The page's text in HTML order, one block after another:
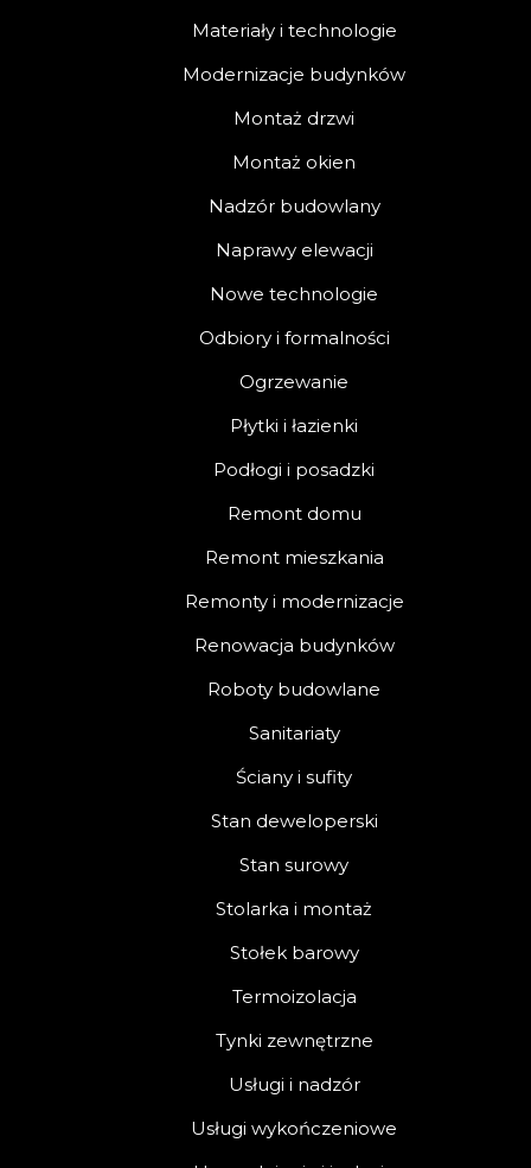
Materiały i technologie
Modernizacje budynków
Montaż drzwi
Montaż okien
Nadzór budowlany
Naprawy elewacji
Nowe technologie
Odbiory i formalności
Ogrzewanie
Płytki i łazienki
Podłogi i posadzki
Remont domu
Remont mieszkania
Remonty i modernizacje
Renowacja budynków
Roboty budowlane
Sanitariaty
Ściany i sufity
Stan deweloperski
Stan surowy
Stolarka i montaż
Stołek barowy
Termoizolacja
Tynki zewnętrzne
Usługi i nadzór
Usługi wykończeniowe